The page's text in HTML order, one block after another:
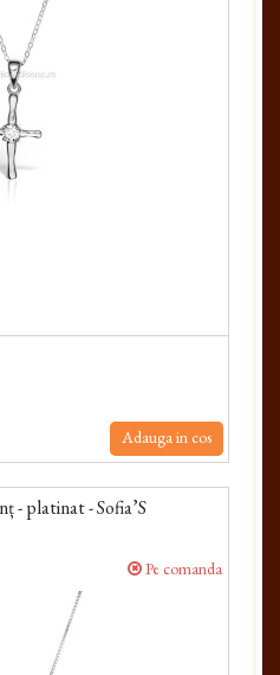
Adauga in cos
- platinat - Sofia’S
Pe comanda